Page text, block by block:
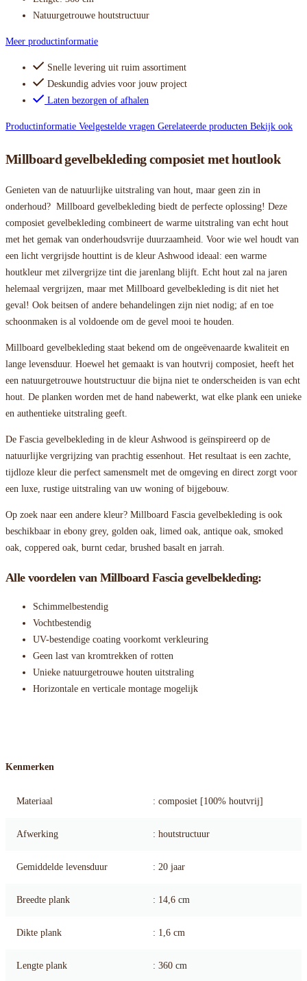
Natuurgetrouwe houtstructuur
Meer productinformatie
Snelle levering uit ruim assortiment
Deskundig advies voor jouw project
Laten bezorgen of afhalen
Productinformatie Veelgestelde vragen Gerelateerde producten Bekijk ook
Millboard gevelbekleding composiet met houtlook
Genieten van de natuurlijke uitstraling van hout, maar geen zin in
onderhoud? Millboard gevelbekleding biedt de perfecte oplossing! Deze
composiet gevelbekleding combineert de warme uitstraling van echt hout
met het gemak van onderhoudsvrije duurzaamheid. Voor wie wel houdt van
een licht vergrijsde houttint is de kleur Ashwood ideaal: een warme
houtkleur met zilvergrijze tint die jarenlang blijft. Echt hout zal na jaren
helemaal vergrijzen, maar met Millboard gevelbekleding is dit niet het
geval! Ook beitsen of andere behandelingen zijn niet nodig; af en toe
schoonmaken is al voldoende om de gevel mooi te houden.
Millboard gevelbekleding staat bekend om de ongeëvenaarde kwaliteit en
lange levensduur. Hoewel het gemaakt is van houtvrij composiet, heeft het
een natuurgetrouwe houtstructuur die bijna niet te onderscheiden is van echt
hout. De planken worden met de hand nabewerkt, wat elke plank een unieke
en authentieke uitstraling geeft.
De Fascia gevelbekleding in de kleur Ashwood is geïnspireerd op de
natuurlijke vergrijzing van prachtig essenhout. Het resultaat is een zachte,
tijdloze kleur die perfect samensmelt met de omgeving en direct zorgt voor
een luxe, rustige uitstraling van uw woning of bijgebouw.
Op zoek naar een andere kleur? Millboard Fascia gevelbekleding is ook
beschikbaar in ebony grey, golden oak, limed oak, antique oak, smoked
oak, coppered oak, burnt cedar, brushed basalt en jarrah.
Alle voordelen van Millboard Fascia gevelbekleding:
Schimmelbestendig
Vochtbestendig
UV-bestendige coating voorkomt verkleuring
Geen last van kromtrekken of rotten
Unieke natuurgetrouwe houten uitstraling
Horizontale en verticale montage mogelijk
Kenmerken
Materiaal : composiet [100% houtvrij]
Afwerking : houtstructuur
Gemiddelde levensduur : 20 jaar
Breedte plank : 14,6 cm
Dikte plank : 1,6 cm
Lengte plank : 360 cm